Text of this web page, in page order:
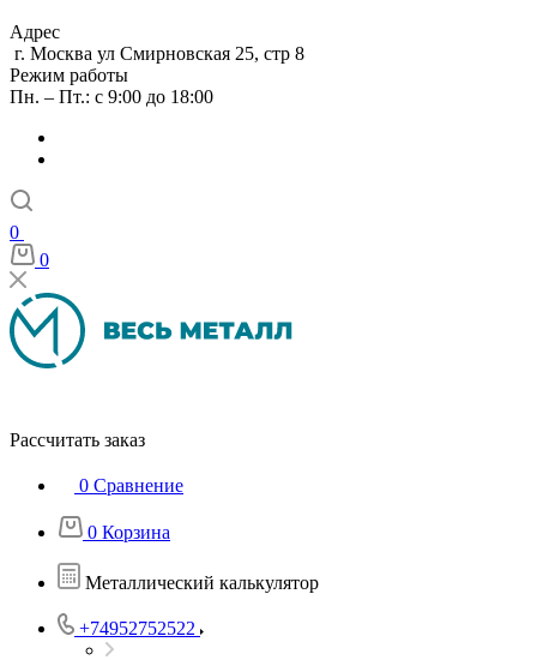
Адрес
г. Москва ул Смирновская 25, стр 8
Режим работы
Пн. – Пт.: с 9:00 до 18:00
0
0
Рассчитать заказ
0 Сравнение
0 Корзина
Металлический калькулятор
+74952752522